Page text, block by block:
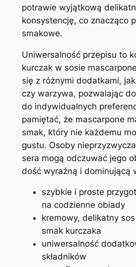
potrawie wyjątkową
konsystencję, co znacząco
smakowe.
Uniwersalność przepisu to
kurczak w sosie
się z różnymi dodatkami,
czy warzywa, pozwalając
do indywidualnych
pamiętać, że mascarpone
smak, który nie każdemu
gustu. Osoby
sera mogą odczuwać jego
dość wyraźną i dominującą
szybkie i proste
na codzienne obiady
kremowy, delikatny
smak kurczaka
uniwersalność
składników